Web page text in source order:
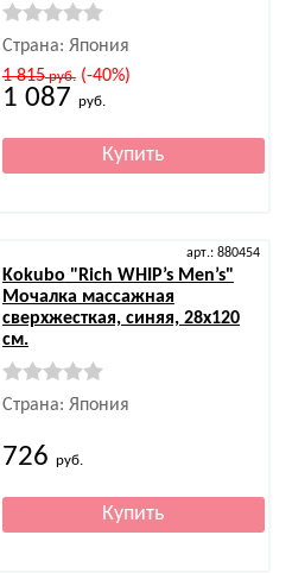
Страна: Япония
1 815руб.(-40%)
1 087 руб.
арт.: 880454
Kokubo "Rich WHIP’s Men’s"
Мочалка массажная
сверхжесткая, синяя, 28х120
см.
Страна: Япония
726 руб.